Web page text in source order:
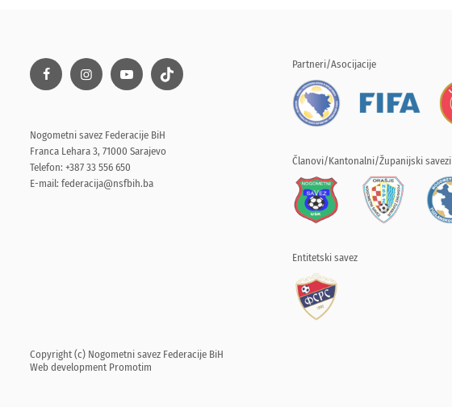
Nogometni savez Federacije BiH
Franca Lehara 3, 71000 Sarajevo
Telefon: +387 33 556 650
E-mail: federacija@nsfbih.ba
Partneri/Asocijacije
Članovi/Kantonalni/Županijski savezi
Entitetski savez
Copyright (c) Nogometni savez Federacije BiH
Web development Promotim